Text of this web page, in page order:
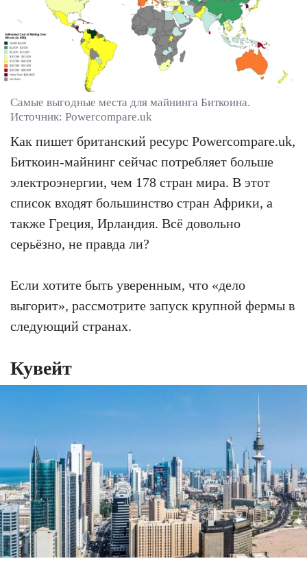
Самые выгодные места для майнинга Биткоина.
Источник: Powercompare.uk
Как пишет британский ресурс Powercompare.uk,
Биткоин-майнинг сейчас потребляет больше
электроэнергии, чем 178 стран мира. В этот
список входят большинство стран Африки, а
также Греция, Ирландия. Всё довольно
серьёзно, не правда ли?
Если хотите быть уверенным, что «дело
выгорит», рассмотрите запуск крупной фермы в
следующий странах.
Кувейт